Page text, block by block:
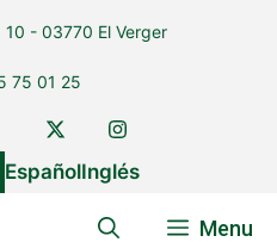
- 03770 El Verger
75 01 25
EspañolInglés
Menu